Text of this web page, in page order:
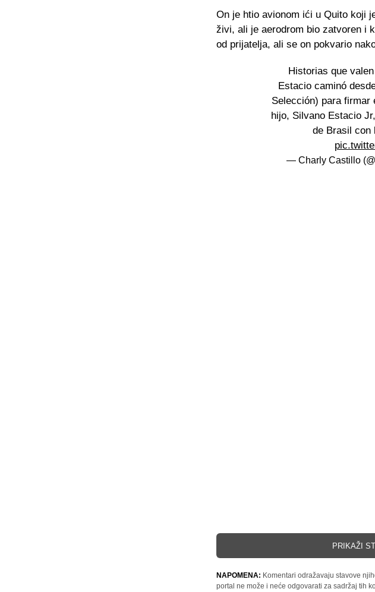
On je htio avionom ići u Quito koji
živi, ali je aerodrom bio zatvoren i
od prijatelja, ali se on pokvario
Historias que
Estacio caminó
Selección) para firmar
hijo, Silvano Estacio
de Brasil con
— Charly Castillo
PRIKAŽI
NAPOMENA: Komentari odražavaju stavove
portal ne može i neće odgovarati za sadržaj tih